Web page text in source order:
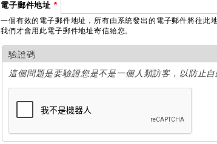
電子郵件地址 *
一個有效的電子郵件地址，所有由系統發出的電子郵件將往此
我們才會用此電子郵件地址寄信給您。
驗證碼
這個問題是要驗證您是不是一個人類訪客，以防止